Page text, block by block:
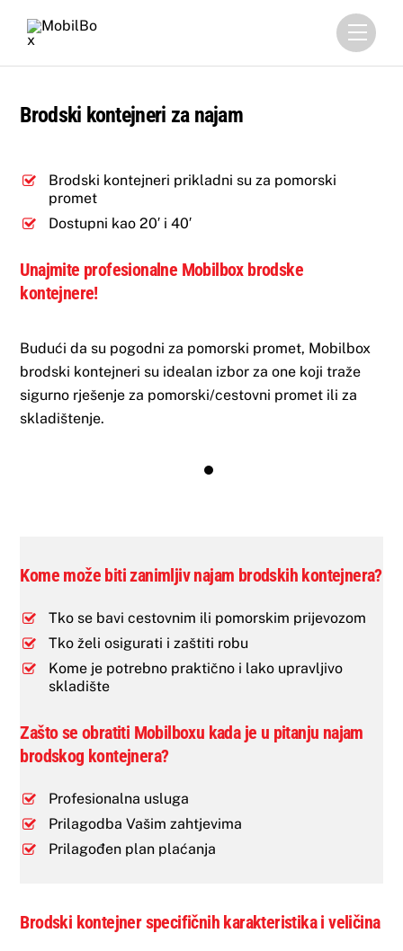
Menu
Brodski kontejneri za najam
Brodski kontejneri prikladni su za pomorski
promet
Dostupni kao 20′ i 40′
Unajmite profesionalne Mobilbox brodske
kontejnere!
Budući da su pogodni za pomorski promet, Mobilbox
brodski kontejneri su idealan izbor za one koji traže
sigurno rješenje za pomorski/cestovni promet ili za
skladištenje.
Kome može biti zanimljiv najam brodskih kontejnera?
Tko se bavi cestovnim ili pomorskim prijevozom
Tko želi osigurati i zaštiti robu
Kome je potrebno praktično i lako upravljivo
skladište
Zašto se obratiti Mobilboxu kada je u pitanju najam
brodskog kontejnera?
Profesionalna usluga
Prilagodba Vašim zahtjevima
Prilagođen plan plaćanja
Brodski kontejner specifičnih karakteristika i veličina